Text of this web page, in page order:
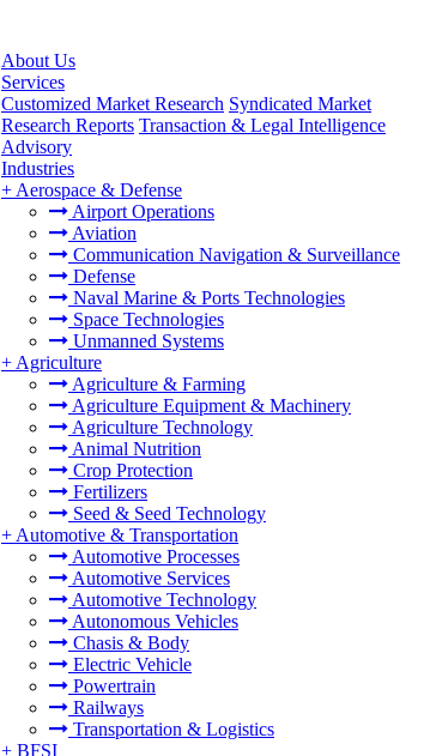
About Us
Services
Customized Market Research Syndicated Market
Research Reports Transaction & Legal Intelligence
Advisory
Industries
+ Aerospace & Defense
Airport Operations
Aviation
Communication Navigation & Surveillance
Defense
Naval Marine & Ports Technologies
Space Technologies
Unmanned Systems
+ Agriculture
Agriculture & Farming
Agriculture Equipment & Machinery
Agriculture Technology
Animal Nutrition
Crop Protection
Fertilizers
Seed & Seed Technology
+ Automotive & Transportation
Automotive Processes
Automotive Services
Automotive Technology
Autonomous Vehicles
Chasis & Body
Electric Vehicle
Powertrain
Railways
Transportation & Logistics
+ BFSI